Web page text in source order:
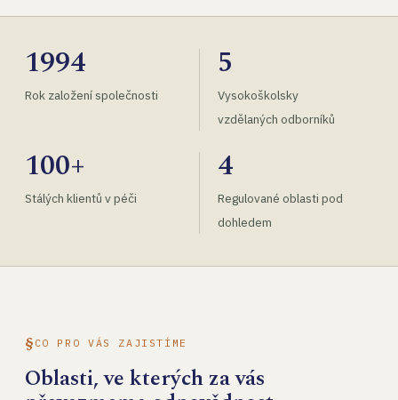
1994
Rok založení společnosti
5
Vysokoškolsky
vzdělaných odborníků
100+
Stálých klientů v péči
4
Regulované oblasti pod
dohledem
CO PRO VÁS ZAJISTÍME
Oblasti, ve kterých za vás